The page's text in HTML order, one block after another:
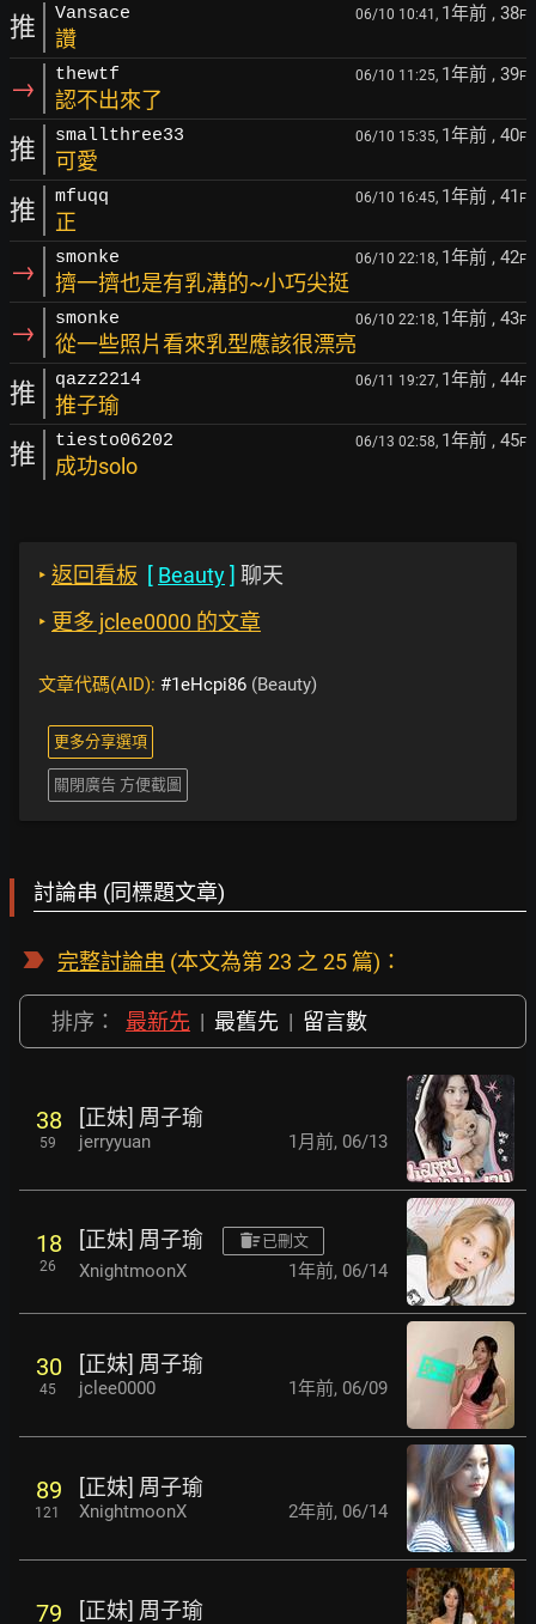
推 Vansace 06/10 10:41, 1年前 , 38F
讚
→ thewtf 06/10 11:25, 1年前 , 39F
認不出來了
推 smallthree33 06/10 15:35, 1年前 , 40F
可愛
推 mfuqq 06/10 16:45, 1年前 , 41 F
正
→ smonke 06/10 22:18, 1年前 , 42F
擠一擠也是有乳溝的~小巧尖挺
→ smonke 06/10 22:18, 1年前 , 43F
從一些照片看來乳型應該很漂亮
推 qazz2214 06/11 19:27, 1年前 , 44F
推子瑜
推 tiesto06202 06/13 02:58, 1年前 , 45F
成功solo
‣ 返回看板 [ Beauty] 聊天
‣ 更多 jclee0000 的文章
文章代碼(AID): #1eHcpi86 (Beauty)
更多分享選項
關閉廣告 方便截圖
討論串 (同標題文章)
完整討論串 (本文為第 23 之 25 篇)：
排序： 最新先 | 最舊先 | 留言數
38
59
[正妹] 周子瑜
jerryyuan 1月前, 06/13
18
26
[正妹] 周子瑜 已刪文
XnightmoonX 1年前, 06/14
30
45
[正妹] 周子瑜
jclee0000 1年前, 06/09
89
121
[正妹] 周子瑜
XnightmoonX 2年前, 06/14
79 [正妹] 周子瑜